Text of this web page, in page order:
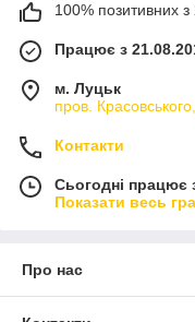
100% позитивних з
Працює з
м. Луцьк
пров.
Контакти
Сьогодні працює
Показати весь
Про нас